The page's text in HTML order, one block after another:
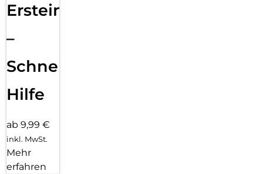
Ersteinrichtung
–
Schnelle
Hilfe
ab 9,99 €
inkl. MwSt.
Mehr
erfahren